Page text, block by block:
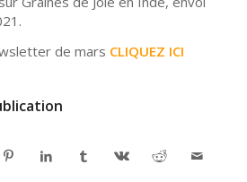
de mars CLIQUEZ ICI